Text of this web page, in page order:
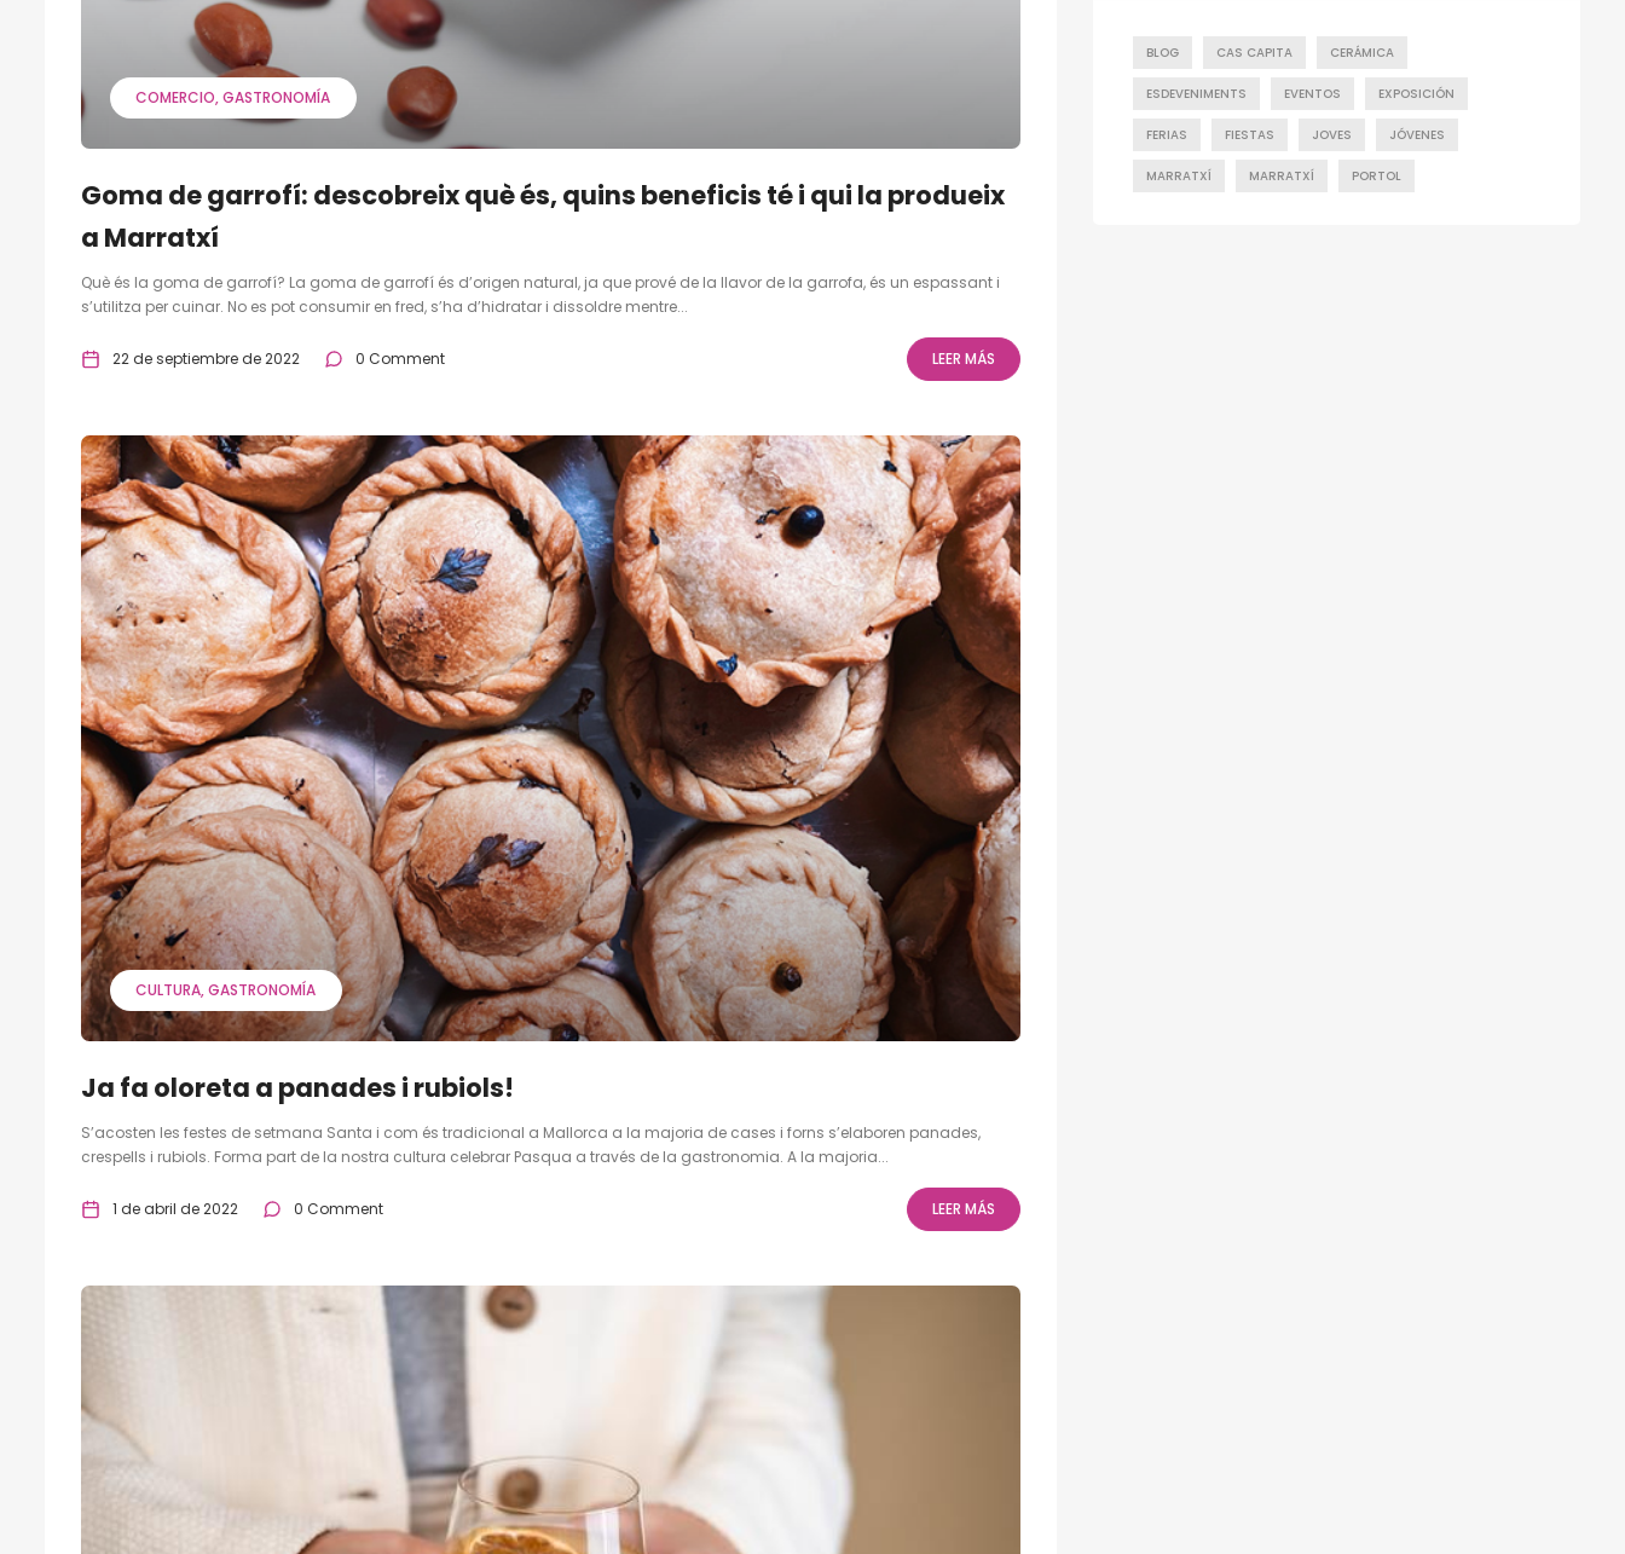
COMERCIO GASTRONOMÍA
Goma de garrofí: descobreix què és, quins beneficis té i qui la produeix
a Marratxí
Què és la goma de garrofí? La goma de garrofí és d’origen natural, ja que prové de la llavor de la garrofa, és un espassant i
s’utilitza per cuinar. No es pot consumir en fred, s’ha d’hidratar i dissoldre mentre...
22 de septiembre de 2022 0 Comment LEER MÁS
CULTURA GASTRONOMÍA
Ja fa oloreta a panades i rubiols!
S’acosten les festes de setmana Santa i com és tradicional a Mallorca a la majoria de cases i forns s’elaboren panades,
crespells i rubiols. Forma part de la nostra cultura celebrar Pasqua a través de la gastronomia. A la majoria...
1 de abril de 2022 0 Comment LEER MÁS
BLOG CAS CAPITA CERÁMICA
ESDEVENIMENTS EVENTOS EXPOSICIÓN
FERIAS FIESTAS JOVES JÓVENES
MARRATXÍ MARRATXÍ PORTOL